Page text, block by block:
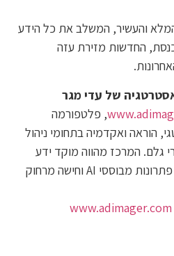
והעשיר, המשלב את כל הידע
החדשות מזירת עזה
של עדי מגר
, פלטפורמה
הוראה ואקדמיה בתחומי ניהול
גלם. המרכז מהווה מוקד ידע
למומחיות בינלאומית ומציע פתרונות מבוססי AI וחישה מרחוק
www.adimager.com